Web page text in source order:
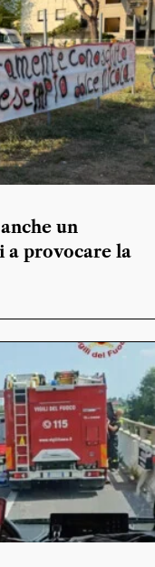
un
a provocare la